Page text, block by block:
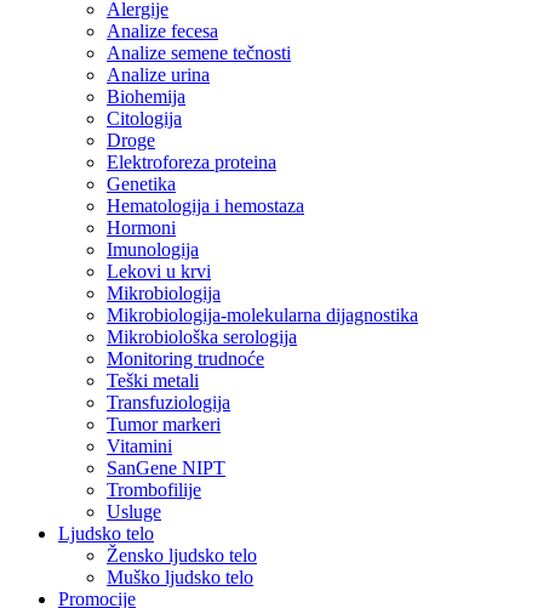
Alergije
Analize fecesa
Analize semene tečnosti
Analize urina
Biohemija
Citologija
Droge
Elektroforeza proteina
Genetika
Hematologija i hemostaza
Hormoni
Imunologija
Lekovi u krvi
Mikrobiologija
Mikrobiologija-molekularna dijagnostika
Mikrobiološka serologija
Monitoring trudnoće
Teški metali
Transfuziologija
Tumor markeri
Vitamini
SanGene NIPT
Trombofilije
Usluge
Ljudsko telo
Žensko ljudsko telo
Muško ljudsko telo
Promocije